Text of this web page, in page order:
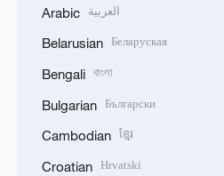
Arabic العربية
Belarusian Беларуская
Bengali বাংলা
Bulgarian Български
Cambodian ខ្មែរ
Croatian Hrvatski